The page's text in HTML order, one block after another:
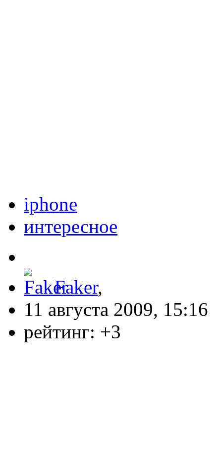
iphone
интересное
Faker,
11 августа 2009, 15:16
рейтинг: +3